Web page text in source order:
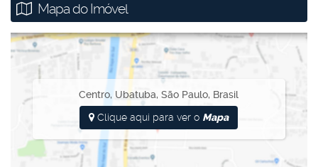
Mapa do Imóvel
Centro, Ubatuba,São Paulo, Brasil
Clique aqui para ver o Mapa